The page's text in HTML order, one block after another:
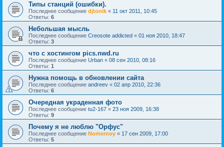
Типы станций (ошибки).
Последнее сообщение djtonik « 11 окт 2011, 10:45
Ответы: 6
Небольшая мысль
Последнее сообщение Creosote addicted « 01 ноя 2010, 18:47
Ответы: 3
что с хостингом pics.nwd.ru
Последнее сообщение Urban « 08 сен 2010, 08:16
Ответы: 1
Нужна помощь в обновлении сайта
Последнее сообщение andreev « 02 апр 2010, 22:36
Ответы: 6
Очередная украденная фото
Последнее сообщение tu2-167 « 23 ноя 2009, 16:38
Ответы: 9
Почему я не люблю "Орфус"
Последнее сообщение Nomernoy « 17 сен 2009, 17:00
Ответы: 5